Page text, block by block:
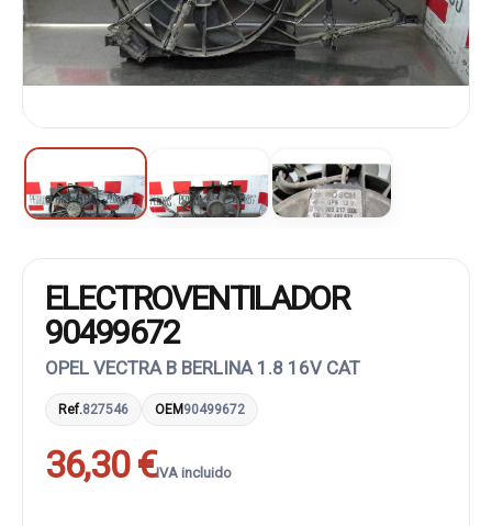
ELECTROVENTILADOR
90499672
OPEL VECTRA B BERLINA 1.8 16V CAT
Ref.827546 OEM90499672
36,30 €IVA incluido